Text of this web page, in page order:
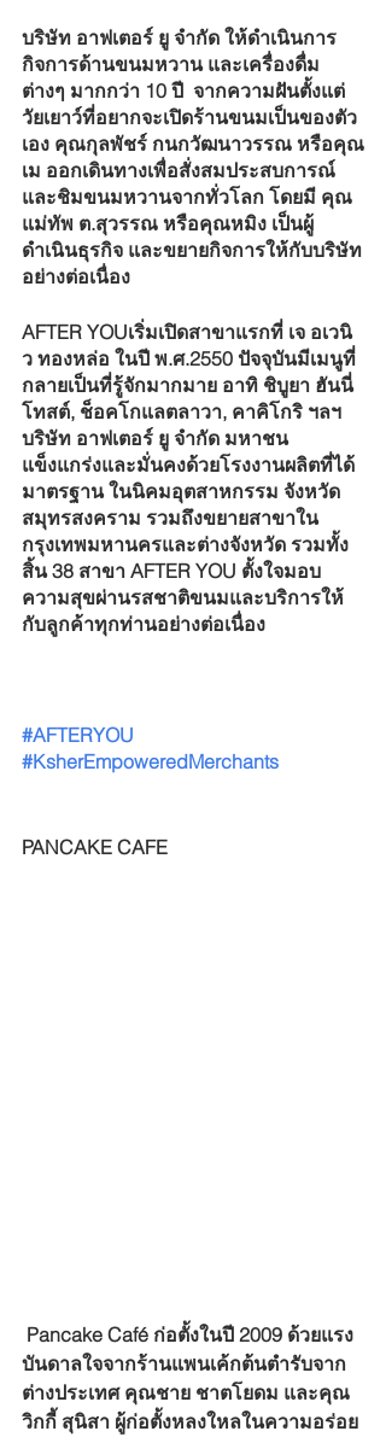
บริษัท อาฟเตอร์ ยู จำกัด ให้ดำเนินการ
กิจการด้านขนมหวาน และเครื่องดื่ม
ต่างๆ มากกว่า 10 ปี  จากความฝันตั้งแต่
วัยเยาว์ที่อยากจะเปิดร้านขนมเป็นของตัว
เอง คุณกุลพัชร์ กนกวัฒนาวรรณ หรือคุณ
เม ออกเดินทางเพื่อสั่งสมประสบการณ์
และชิมขนมหวานจากทั่วโลก โดยมี คุณ
แม่ทัพ ต.สุวรรณ หรือคุณหมิง เป็นผู้
ดำเนินธุรกิจ และขยายกิจการให้กับบริษัท
อย่างต่อเนื่อง
AFTER YOUเริ่มเปิดสาขาแรกที่ เจ อเวนิ
ว ทองหล่อ ในปี พ.ศ.2550 ปัจจุบันมีเมนูที่
กลายเป็นที่รู้จักมากมาย อาทิ ชิบูยา ฮันนี่
โทสต์, ช็อคโกแลตลาวา, คาคิโกริ ฯลฯ
บริษัท อาฟเตอร์ ยู จำกัด มหาชน
แข็งแกร่งและมั่นคงด้วยโรงงานผลิตที่ได้
มาตรฐาน ในนิคมอุตสาหกรรม จังหวัด
สมุทรสงคราม รวมถึงขยายสาขาใน
กรุงเทพมหานครและต่างจังหวัด รวมทั้ง
สิ้น 38 สาขา AFTER YOU ตั้งใจมอบ
ความสุขผ่านรสชาติขนมและบริการให้
กับลูกค้าทุกท่านอย่างต่อเนื่อง
#AFTERYOU
#KsherEmpoweredMerchants
PANCAKE CAFE
บันดาลใจจากร้านแพนเค้กต้นตำรับจาก
ต่างประเทศ คุณชาย ชาตโยดม และคุณ
วิกกี้ สุนิสา ผู้ก่อตั้งหลงใหลในความอร่อย